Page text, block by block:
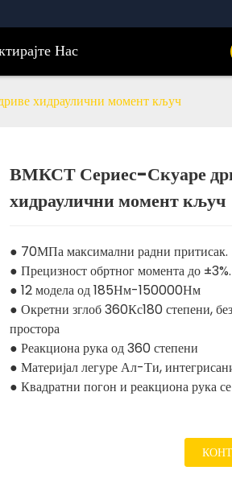
Нас
хидраулични момент кључ
Loading...
Loading...
ВМКСТ Сериес-Скуаре
хидраулични момент кључ
● 70МПа максимални радни притисак.
● Прецизност обртног момента до ±3%.
● 12 модела од 185Нм-150000Нм
● Окретни зглоб 360Кс180 степени,
простора
● Реакциона рука од 360 степени
● Материјал легуре Ал-Ти,
● Квадратни погон и реакциона рука